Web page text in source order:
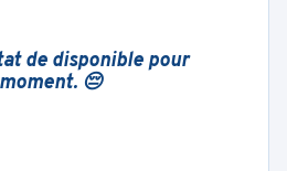
de disponible pour
😔